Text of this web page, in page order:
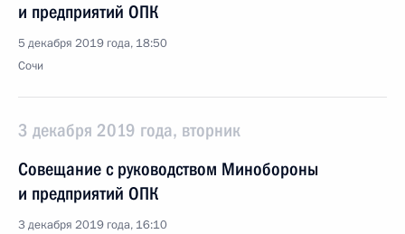
и предприятий ОПК
5 декабря 2019 года, 18:50
Сочи
3 декабря 2019 года, вторник
Совещание с руководством Минобороны
и предприятий ОПК
3 декабря 2019 года, 16:10